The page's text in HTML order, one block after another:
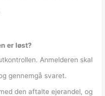
er løst?
Anmelderen skal
gennemgå svaret.
den aftalte ejerandel, og